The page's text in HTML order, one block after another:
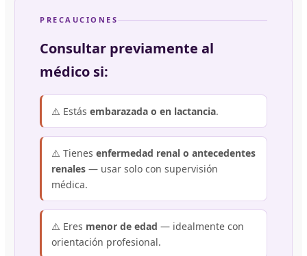
PRECAUCIONES
Consultar previamente al
médico si:
⚠️ Estásembarazada o en lactancia.
⚠️ Tienesenfermedad renal o antecedentes
renales — usar solo con supervisión
médica.
⚠️ Eres menor de edad — idealmente con
orientación profesional.